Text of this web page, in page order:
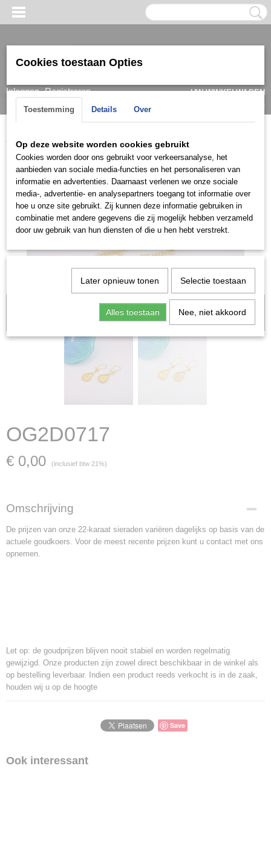
Inloggen Registreren
UW WINKELWAGEN
(0)
Home > Oorbel> Goud >22k OG2D0717
Let op: het kan voorkomen dat het product onlangs in de zaak is
verkocht; in dat geval nemen wij contact met u op.
OG2D0717
€ 0,00 (inclusief btw 21%)
Omschrijving
De prijzen van onze 22-karaat sieraden variëren dagelijks op basis van de
actuele goudkoers. Voor de meest recente prijzen kunt u contact met ons
opnemen.
Let op: de goudprijzen blijven nooit stabiel en worden regelmatig
gewijzigd. Onze producten zijn zowel direct beschikbaar in de winkel als
op bestelling leverbaar. Indien een product reeds verkocht is in de zaak,
houden wij u op de hoogte
Save
Ook interessant
Cookies toestaan Opties
Toestemming Details Over
Op deze website worden cookies gebruikt
Cookies worden door ons gebruikt voor verkeersanalyse, het
aanbieden van sociale media-functies en het personaliseren van
informatie en advertenties. Daarnaast verlenen we onze sociale
media-, advertentie- en analysepartners toegang tot informatie over
hoe u onze site gebruikt. Zij kunnen deze informatie gebruiken in
combinatie met andere gegevens die zij mogelijk hebben verzameld
door uw gebruik van hun diensten of die u hen hebt verstrekt.
Later opnieuw tonen Selectie toestaan
Alles toestaan Nee, niet akkoord